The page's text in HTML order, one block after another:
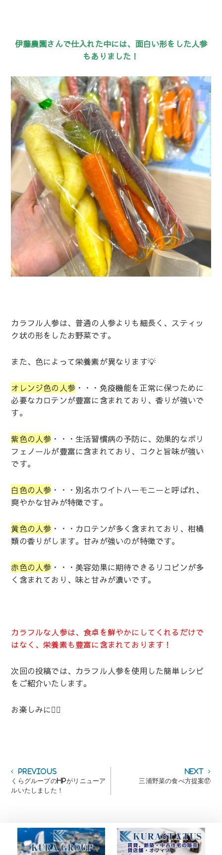
伊藤農園さんで仕入れた中には、面白い形をした人参
もありました！
カラフル人参は、普通の人参よりも細長く、スティッ
ク状の形をしたお野菜です。
また、色によって栄養素が異なります💡
オレンジ色の人参 ・・・免疫機能を正常に保つために
必要なカロテンが豊富に含まれており、香りが強いで
す。
紫色の人参 ・・・生活習慣病の予防に、効果的なポリ
フェノールが豊富に含まれており、コクと旨味が強い
です。
白色の人参 ・・・別名ホワイトハーモニーと呼ばれ、
爽やかな甘みが特徴です。
黄色の人参 ・・・カロテンが多く含まれており、柑橘
類の香りがします。甘みが強いのが特徴です。
赤色の人参 ・・・美容効果に期待できるリコピンが多
く含まれており、味と甘みが濃いです。
カラフルな人参は、食卓を鮮やかにしてくれるだけで
はなく、栄養素も豊富に含まれております！
次回の投稿では、カラフル人参を使用した簡単レシピ
をご紹介いたします。
お楽しみに💁‍♀️
投
稿
ナ
シ
PreviousPrevious
post:
くらグループのHPがリニューア
ルいたしました！
Next
post:三浦野菜の食べ方提案⑰